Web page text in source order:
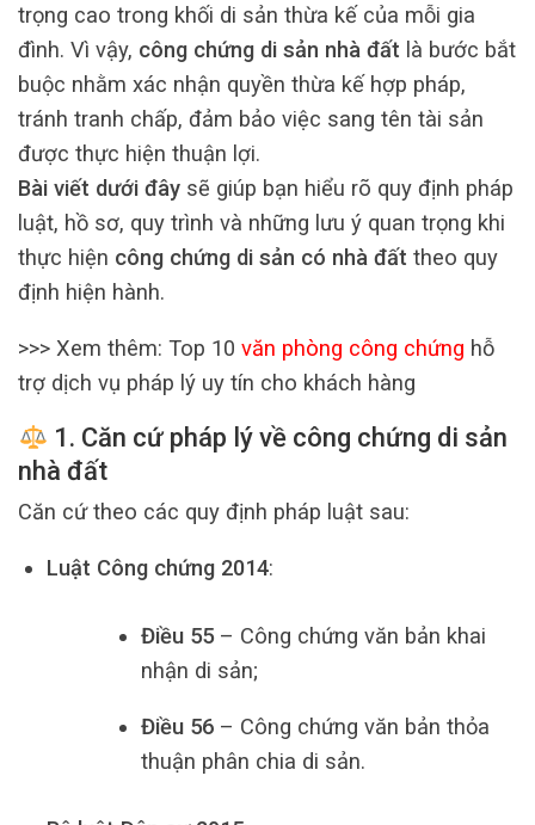
trọng cao trong khối di sản thừa kế của mỗi gia
đình. Vì vậy, công chứng di sản nhà đất là bước bắt
buộc nhằm xác nhận quyền thừa kế hợp pháp,
tránh tranh chấp, đảm bảo việc sang tên tài sản
được thực hiện thuận lợi.
Bài viết dưới đây sẽ giúp bạn hiểu rõ quy định pháp
luật, hồ sơ, quy trình và những lưu ý quan trọng khi
thực hiện công chứng di sản có nhà đất theo quy
định hiện hành.
>>> Xem thêm: Top 10 văn phòng công chứng hỗ
trợ dịch vụ pháp lý uy tín cho khách hàng
1. Căn cứ pháp lý về công chứng di sản
nhà đất
Căn cứ theo các quy định pháp luật sau:
Luật Công chứng 2014:
Điều 55– Công chứng văn bản khai
nhận di sản;
Điều 56 – Công chứng văn bản thỏa
thuận phân chia di sản.